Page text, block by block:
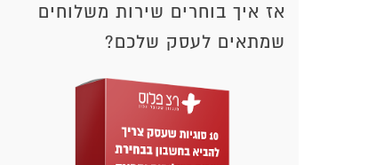
אז איך בוחרים שירות משלוחים
שמתאים לעסק שלכם?